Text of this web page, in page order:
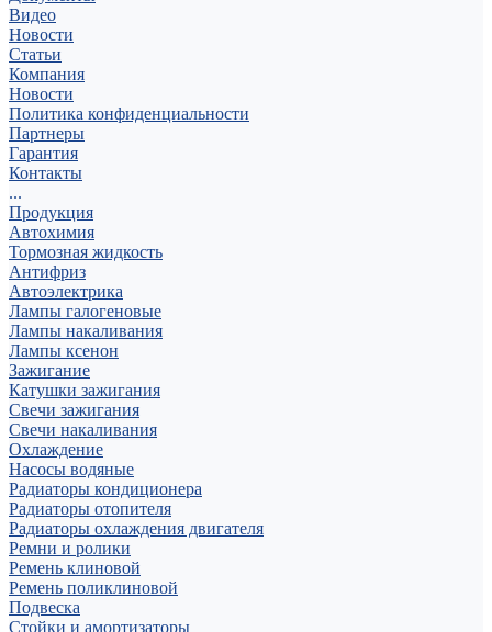
Видео
Новости
Статьи
Компания
Новости
Политика конфиденциальности
Партнеры
Гарантия
Контакты
...
Продукция
Автохимия
Тормозная жидкость
Антифриз
Автоэлектрика
Лампы галогеновые
Лампы накаливания
Лампы ксенон
Зажигание
Катушки зажигания
Свечи зажигания
Свечи накаливания
Охлаждение
Насосы водяные
Радиаторы кондиционера
Радиаторы отопителя
Радиаторы охлаждения двигателя
Ремни и ролики
Ремень клиновой
Ремень поликлиновой
Подвеска
Стойки и амортизаторы